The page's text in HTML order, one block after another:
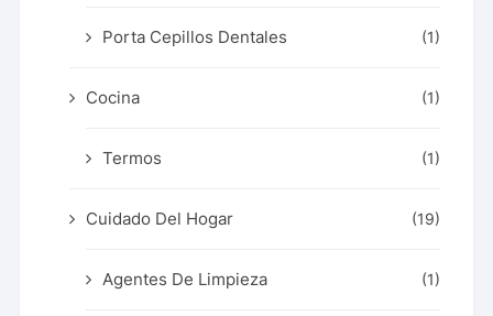
Porta Cepillos Dentales (1)
Cocina (1)
Termos (1)
Cuidado Del Hogar (19)
Agentes De Limpieza (1)